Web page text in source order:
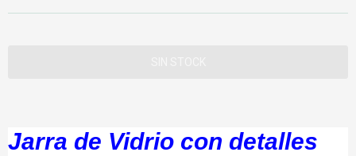
Jarra de Vidrio con detalles